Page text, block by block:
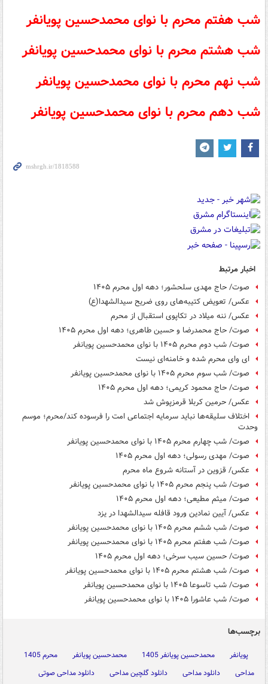
شب هفتم محرم با نوای محمدحسین پویانفر
شب هشتم محرم با نوای محمدحسین پویانفر
شب نهم محرم با نوای محمدحسین پویانفر
شب دهم محرم با نوای محمدحسین پویانفر
اخبار مرتبط
صوت/ حاج مهدی سلحشور؛ دهه اول محرم ۱۴۰۵
عکس/ تعویض کتیبه‌های روی ضریح سیدالشهدا(ع)
عکس/ ننه میلاد در تکاپوی استقبال از محرم
صوت/ حاج محمدرضا و حسین طاهری؛ دهه اول محرم ۱۴۰۵
صوت/ شب دوم محرم ۱۴۰۵ با نوای محمدحسین پویانفر
ای وای محرم شده و خامنه‌ای نیست
صوت/ شب سوم محرم ۱۴۰۵ با نوای محمدحسین پویانفر
صوت/ حاج محمود کریمی؛ دهه اول محرم ۱۴۰۵
عکس/ حرمین کربلا قرمزپوش شد
اختلاف سلیقه‌ها نباید سرمایه اجتماعی امت را فرسوده کند/محرم؛ موسم
وحدت
صوت/ شب چهارم محرم ۱۴۰۵ با نوای محمدحسین پویانفر
صوت/ مهدی رسولی؛ دهه اول محرم ۱۴۰۵
عکس/ قزوین در آستانه شروع ماه محرم
صوت/ شب پنجم محرم ۱۴۰۵ با نوای محمدحسین پویانفر
صوت/ میثم مطیعی؛ دهه اول محرم ۱۴۰۵
عکس/ آیین نمادین ورود قافله سیدالشهدا در یزد
صوت/ شب ششم محرم ۱۴۰۵ با نوای محمدحسین پویانفر
صوت/ شب هفتم محرم ۱۴۰۵ با نوای محمدحسین پویانفر
صوت/ حسین سیب سرخی؛ دهه اول محرم ۱۴۰۵
صوت/ شب هشتم محرم ۱۴۰۵ با نوای محمدحسین پویانفر
صوت/ شب تاسوعا ۱۴۰۵ با نوای محمدحسین پویانفر
صوت/ شب عاشورا ۱۴۰۵ با نوای محمدحسین پویانفر
برچسب‌ها
پویانفر محمدحسین پویانفر 1405 محمدحسین پویانفر
محرم 1405
مداحی
دانلود مداحی دانلود گلچین مداحی
دانلود مداحی صوتی